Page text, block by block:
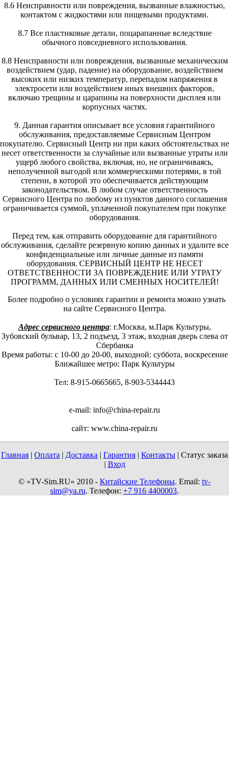
8.6 Неисправности или повреждения, вызванные влажностью,
контактом с жидкостями или пищевыми продуктами.
8.7 Все пластиковые детали, поцарапанные вследствие
обычного повседневного использования.
8.8 Неисправности или повреждения, вызванные механическим
воздействием (удар, падение) на оборудование, воздействием
высоких или низких температур, перепадом напряжения в
электросети или воздействием иных внешних факторов,
включаю трещины и царапины на поверхности дисплея или
корпусных частях.
9. Данная гарантия описывает все условия гарантийного
обслуживания, предоставляемые Сервисным Центром
покупателю. Сервисный Центр ни при каких обстоятельствах не
несет ответственности за случайные или вызванные утраты или
ущерб любого свойства, включая, но, не ограничиваясь,
неполученной выгодой или коммерческими потерями, в той
степени, в которой это обеспечивается действующим
законодательством. В любом случае ответственность
Сервисного Центра по любому из пунктов данного соглашения
ограничивается суммой, уплаченной покупателем при покупке
оборудования.
Перед тем, как отправить оборудование для гарантийного
обслуживания, сделайте резервную копию данных и удалите все
конфиденциальные или личные данные из памяти
оборудования. СЕРВИСНЫЙ ЦЕНТР НЕ НЕСЕТ
ОТВЕТСТВЕННОСТИ ЗА ПОВРЕЖДЕНИЕ ИЛИ УТРАТУ
ПРОГРАММ, ДАННЫХ ИЛИ СМЕННЫХ НОСИТЕЛЕЙ!
Более подробно о условиях гарантии и ремонта можно узнать
на сайте Сервисного Центра.
Адрес сервисного центра: г.Москва, м.Парк Культуры,
Зубовский бульвар, 13, 2 подъезд, 3 этаж, входная дверь слева от
Сбербанка
Время работы: с 10-00 до 20-00, выходной: суббота, воскресение
Ближайшее метро: Парк Культуры
Тел: 8-915-0665665, 8-903-5344443
e-mail: info@china-repair.ru
сайт: www.china-repair.ru
Главная | Оплата | Доставка | Гарантия | Контакты | Статус заказа
| Вход
© «TV-Sim.RU» 2010 - Китайские Телефоны. Email: tv-
sim@ya.ru. Телефон: +7 916 4400003.